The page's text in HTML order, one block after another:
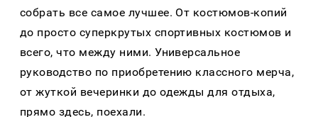
собрать все самое лучшее. От костюмов-копий
до просто суперкрутых спортивных костюмов и
всего, что между ними. Универсальное
руководство по приобретению классного мерча,
от жуткой вечеринки до одежды для отдыха,
прямо здесь, поехали.